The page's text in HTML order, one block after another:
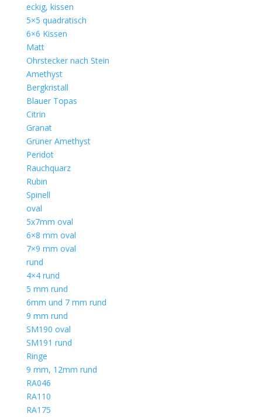
eckig, kissen
5×5 quadratisch
6×6 Kissen
Matt
Ohrstecker nach Stein
Amethyst
Bergkristall
Blauer Topas
Citrin
Granat
Grüner Amethyst
Peridot
Rauchquarz
Rubin
Spinell
oval
5x7mm oval
6×8 mm oval
7×9 mm oval
rund
4×4 rund
5 mm rund
6mm und 7 mm rund
9 mm rund
SM190 oval
SM191 rund
Ringe
9 mm, 12mm rund
RA046
RA110
RA175